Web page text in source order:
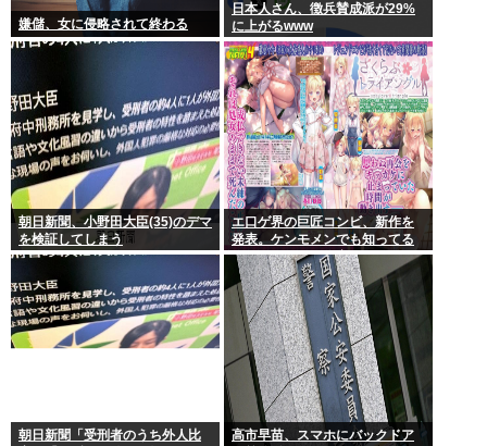
嫌儲、女に侵略されて終わる
日本人さん、徴兵賛成派が29%
に上がるwww
朝日新聞、小野田大臣(35)のデマ
を検証してしまう
エ口ゲ界の巨匠コンビ、新作を
発表。ケンモメンでも知ってる
レベルの原画と作家
朝日新聞「受刑者のうち外人比
高市早苗、スマホにバックドア